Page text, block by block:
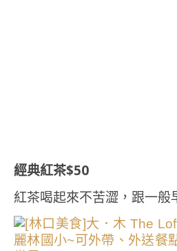
經典紅茶$50
紅茶喝起來不苦澀，跟一般